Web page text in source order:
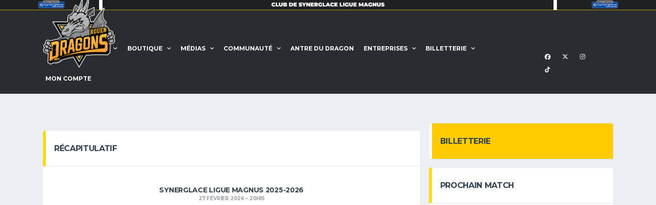
ACCUEIL EQUIPE BOUTIQUE MÉDIAS COMMUNAUTÉ ANTRE DU DRAGON ENTREPRISES BILLETTERIE
MON COMPTE
RÉCAPITULATIF
SYNERGLACE LIGUE MAGNUS 2025-2026
27 FÉVRIER 2026 20H15
BILLETTERIE
PROCHAIN MATCH